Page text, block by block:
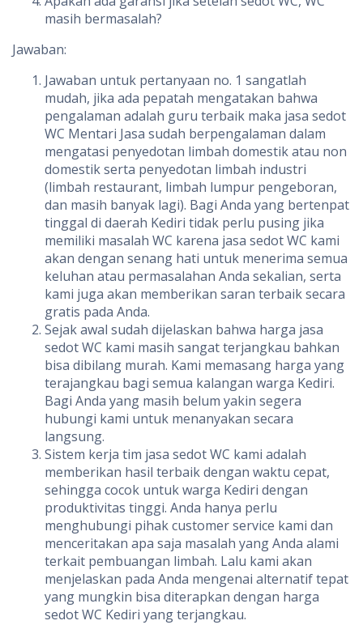
masih bermasalah?
Jawaban:
Jawaban untuk pertanyaan no. 1 sangatlah
mudah, jika ada pepatah mengatakan bahwa
pengalaman adalah guru terbaik maka jasa sedot
WC Mentari Jasa sudah berpengalaman dalam
mengatasi penyedotan limbah domestik atau non
domestik serta penyedotan limbah industri
(limbah restaurant, limbah lumpur pengeboran,
dan masih banyak lagi). Bagi Anda yang bertenpat
tinggal di daerah Kediri tidak perlu pusing jika
memiliki masalah WC karena jasa sedot WC kami
akan dengan senang hati untuk menerima semua
keluhan atau permasalahan Anda sekalian, serta
kami juga akan memberikan saran terbaik secara
gratis pada Anda.
Sejak awal sudah dijelaskan bahwa harga jasa
sedot WC kami masih sangat terjangkau bahkan
bisa dibilang murah. Kami memasang harga yang
terajangkau bagi semua kalangan warga Kediri.
Bagi Anda yang masih belum yakin segera
hubungi kami untuk menanyakan secara
langsung.
Sistem kerja tim jasa sedot WC kami adalah
memberikan hasil terbaik dengan waktu cepat,
sehingga cocok untuk warga Kediri dengan
produktivitas tinggi. Anda hanya perlu
menghubungi pihak customer service kami dan
menceritakan apa saja masalah yang Anda alami
terkait pembuangan limbah. Lalu kami akan
menjelaskan pada Anda mengenai alternatif tepat
yang mungkin bisa diterapkan dengan harga
sedot WC Kediri yang terjangkau.